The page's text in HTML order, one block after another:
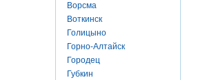
Ворсма
Воткинск
Голицыно
Горно-Алтайск
Городец
Губкин